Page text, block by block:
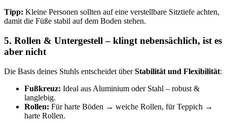
Tipp: Kleine Personen sollten auf eine verstellbare Sitztiefe achten,
damit die Füße stabil auf dem Boden stehen.
5. Rollen & Untergestell – klingt nebensächlich, ist es
aber nicht
Die Basis deines Stuhls entscheidet überStabilität und Flexibilität:
Fußkreuz: Ideal aus Aluminium oder Stahl – robust &
langlebig.
Rollen: Für harte Böden → weiche Rollen, für Teppich →
harte Rollen.